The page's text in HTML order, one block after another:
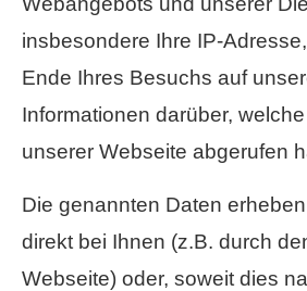
insbesondere Ihre IP-
Ende Ihres Besuchs auf
Informationen darüber,
unserer Webseite abgerufen
Die genannten Daten
direkt bei Ihnen (z.B. durch
Webseite) oder, soweit dies